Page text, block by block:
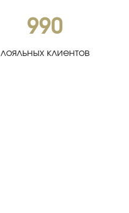
990
лояльных клиентов